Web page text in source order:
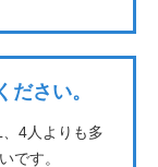
ださい。
4人よりも多
です。